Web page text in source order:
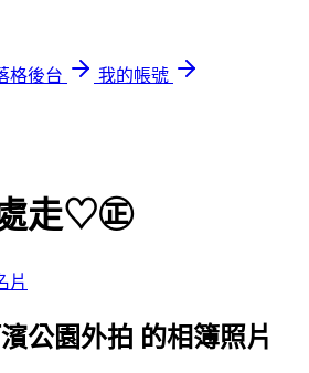
格後台
我的帳號
走♡㊣
片
公園外拍 的相簿照片